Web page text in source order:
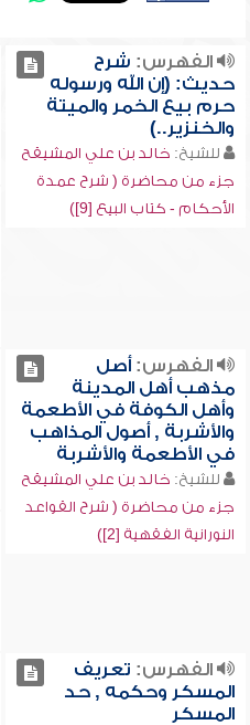
الفهرس: شرح
حديث: (إن الله ورسوله
حرم بيع الخمر والميتة
والخنزير..)
للشيخ: خالد بن علي المشيقح
جزء من محاضرة ( شرح عمدة
الأحكام - كتاب البيع [9])
الفهرس:أصل
مذهب أهل المدينة
وأهل الكوفة في الأطعمة
والأشربة , أصول المذاهب
في الأطعمة والأشربة
للشيخ: خالد بن علي المشيقح
جزء من محاضرة ( شرح القواعد
النورانية الفقهية [2])
الفهرس: تعريف
المسكر وحكمه , حد
المسكر